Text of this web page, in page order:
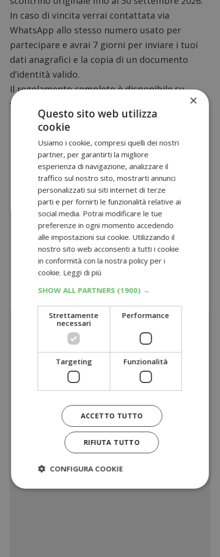
In caso di vincita verrai contattata via
WhatsApp allo stesso numero usato per
partecipare e avrai 7 giorni per inviare i tuoi
dati anagrafici e la copia di un documento
d’identità valido.
Il regolamento completoè disponibile su
www.casastagioniditalia.it.
Non perdere anche:
Concorso Coca-Cola Esselunga 2026
bowling bag e teli mare (100 premi al
giorno)
Concorso VINCIMI PAYBACK 2026: vinci
Punti con il grattino digitale
Concorso McDonald’s Passaporto Digitale
World Menu Heist: vinci voucher volo
Tutti i concorsi su prodotti alimentari
Oppure scopri tutti i
concorsi con
×
Questo sito web utilizza
cookie
Usiamo i cookie, compresi quelli dei nostri
partner, per garantirti la migliore
esperienza di navigazione, analizzare il
traffico sul nostro sito, mostrarti annunci
personalizzati sui siti internet di terze
parti e per fornirti le funzionalità relative ai
social media. Potrai modificare le tue
preferenze in ogni momento accedendo
alle impostazioni sui cookie. Utilizzando il
nostro sito web acconsenti a tutti i cookie
in conformità con la nostra policy per i
cookie. Leggi di più
SHOW ALL PARTNERS (1900) →
Strettamente
necessari
Performance
Targeting Funzionalità
ACCETTO TUTTO
RIFIUTA TUTTO
CONFIGURA COOKIE